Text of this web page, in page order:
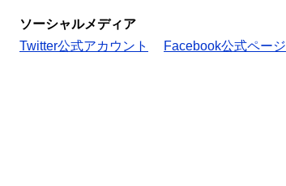
ソーシャルメディア
Twitter公式アカウント
Facebook公式ページ